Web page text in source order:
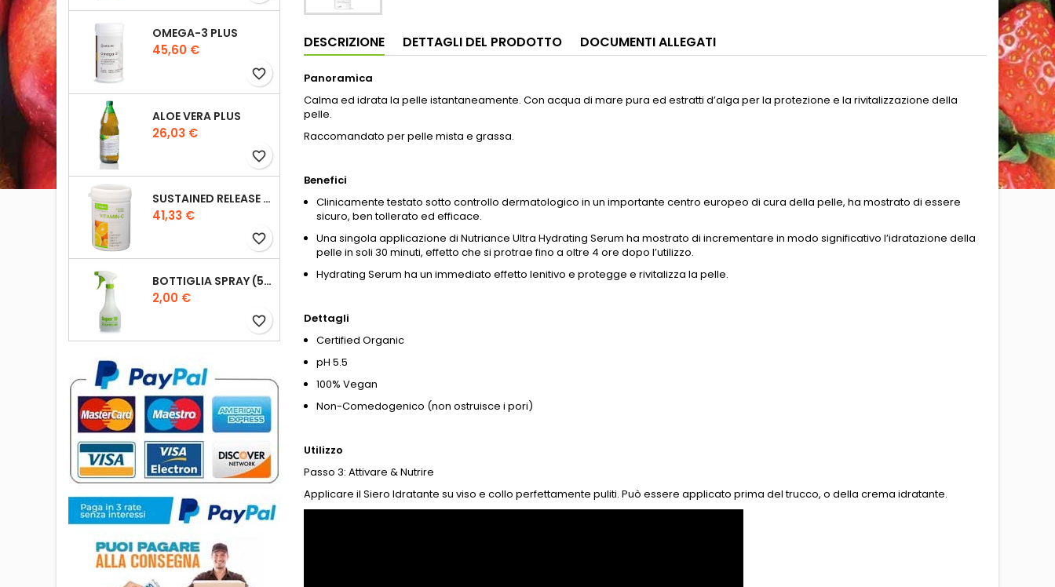
OMEGA-3 PLUS
Prezzo
45,60 €
favorite_border
ALOE VERA PLUS
Prezzo
26,03 €
favorite_border
SUSTAINED RELEASE VIT-C
Prezzo
41,33 €
favorite_border
BOTTIGLIA SPRAY (500 ML)
Prezzo
2,00 €
favorite_border
DESCRIZIONE DETTAGLI DEL PRODOTTO DOCUMENTI ALLEGATI
Panoramica
Calma ed idrata la pelle istantaneamente. Con acqua di mare pura ed estratti d’alga per la protezione e la rivitalizzazione della
pelle.
Raccomandato per pelle mista e grassa.
Benefici
Clinicamente testato sotto controllo dermatologico in un importante centro europeo di cura della pelle, ha mostrato di essere
sicuro, ben tollerato ed efficace.
Una singola applicazione di Nutriance Ultra Hydrating Serum ha mostrato di incrementare in modo significativo l’idratazione della
pelle in soli 30 minuti, effetto che si protrae fino a oltre 4 ore dopo l’utilizzo.
Hydrating Serum ha un immediato effetto lenitivo e protegge e rivitalizza la pelle.
Dettagli
Certified Organic
pH 5.5
100% Vegan
Non-Comedogenico (non ostruisce i pori)
Utilizzo
Passo 3: Attivare & Nutrire
Applicare il Siero Idratante su viso e collo perfettamente puliti. Può essere applicato prima del trucco, o della crema idratante.